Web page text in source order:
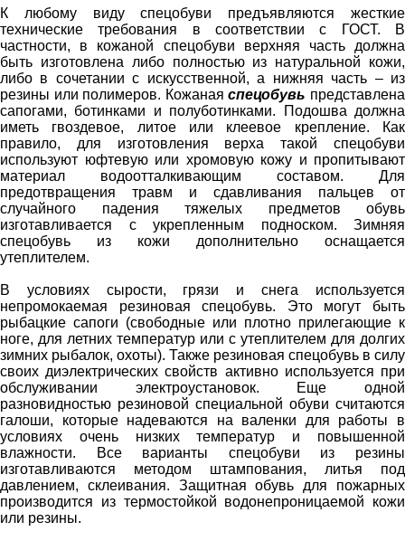
К любому виду спецобуви предъявляются жесткие
технические требования в соответствии с ГОСТ. В
частности, в кожаной спецобуви верхняя часть должна
быть изготовлена либо полностью из натуральной кожи,
либо в сочетании с искусственной, а нижняя часть – из
резины или полимеров. Кожанаяспецобувь представлена
сапогами, ботинками и полуботинками. Подошва должна
иметь гвоздевое, литое или клеевое крепление. Как
правило, для изготовления верха такой спецобуви
используют юфтевую или хромовую кожу и пропитывают
материал водоотталкивающим составом. Для
предотвращения травм и сдавливания пальцев от
случайного падения тяжелых предметов обувь
изготавливается с укрепленным подноском. Зимняя
спецобувь из кожи дополнительно оснащается
утеплителем.
В условиях сырости, грязи и снега используется
непромокаемая резиновая спецобувь. Это могут быть
рыбацкие сапоги (свободные или плотно прилегающие к
ноге, для летних температур или с утеплителем для долгих
зимних рыбалок, охоты). Также резиновая спецобувь в силу
своих диэлектрических свойств активно используется при
обслуживании электроустановок. Еще одной
разновидностью резиновой специальной обуви считаются
галоши, которые надеваются на валенки для работы в
условиях очень низких температур и повышенной
влажности. Все варианты спецобуви из резины
изготавливаются методом штампования, литья под
давлением, склеивания. Защитная обувь для пожарных
производится из термостойкой водонепроницаемой кожи
или резины.